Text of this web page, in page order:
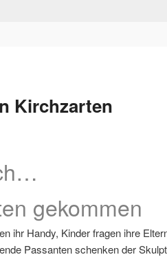
Kirchzarten
gekommen
ihr Handy, Kinder fragen ihre
Passanten schenken der